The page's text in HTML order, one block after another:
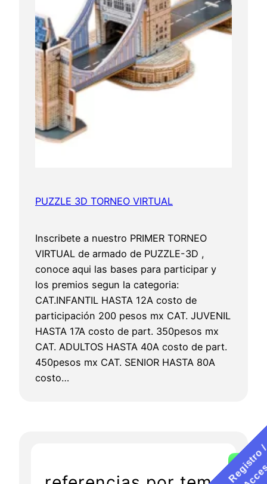
PUZZLE 3D TORNEO VIRTUAL
Inscribete a nuestro PRIMER TORNEO
VIRTUAL de armado de PUZZLE-3D ,
conoce aqui las bases para participar y
los premios segun la categoria:
CAT.INFANTIL HASTA 12A costo de
participación 200 pesos mx CAT. JUVENIL
HASTA 17A costo de part. 350pesos mx
CAT. ADULTOS HASTA 40A costo de part.
450pesos mx CAT. SENIOR HASTA 80A
costo…